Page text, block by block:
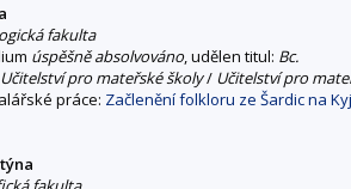
fakulta
úspěšně absolvováno, udělen titul: Bc.
Učitelství pro mateřské školy/ Učitelství pro
práce: Začlenění folkloru ze Šardic na